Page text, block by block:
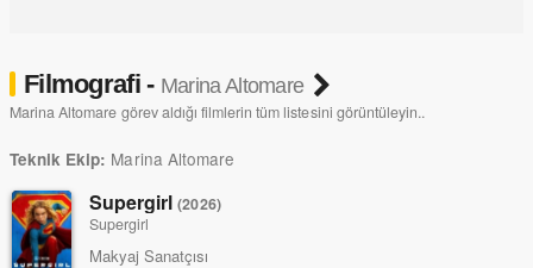
Filmografi - Marina Altomare
Marina Altomare görev aldığı filmlerin tüm listesini görüntüleyin..
Teknik Ekip: Marina Altomare
Supergirl(2026)
Supergirl
Makyaj Sanatçısı